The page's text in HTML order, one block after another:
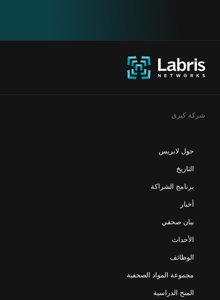
شركة كبرى
حول لابريس
التاريخ
برنامج الشراكة
أخبار
بيان صحفي
الأحداث
الوظائف
مجموعة المواد الصحفية
المنح الدراسية